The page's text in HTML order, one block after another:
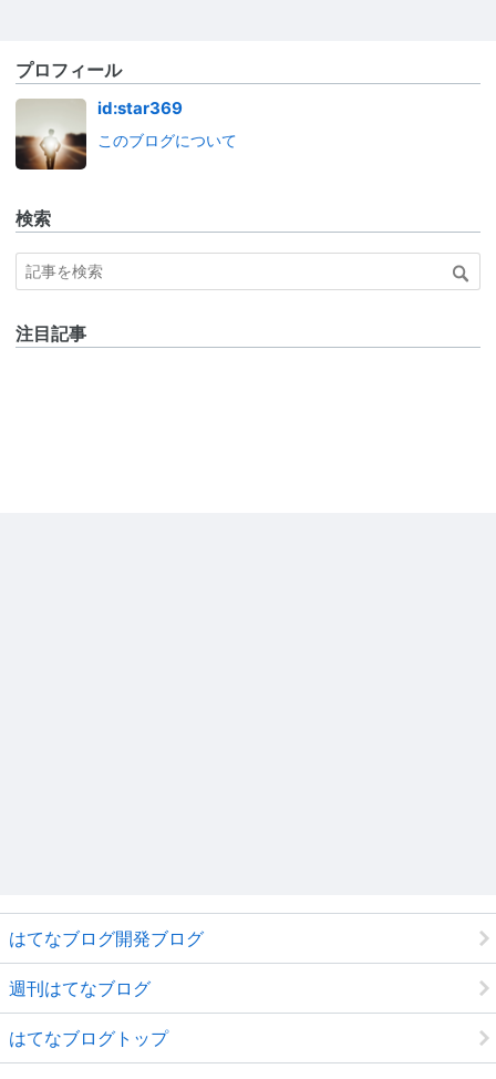
プロフィール
id:star369
このブログについて
検索
注目記事
はてなブログ開発ブログ
週刊はてなブログ
はてなブログトップ